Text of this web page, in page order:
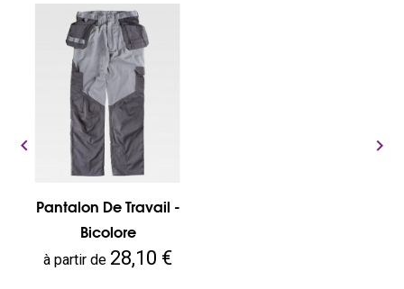
Pantalon De Travail -
Bicolore
Prix
à partir de 28,10 €
 